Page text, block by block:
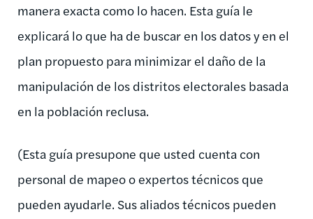
manera exacta como lo hacen. Esta guía le
explicará lo que ha de buscar en los datos y en el
plan propuesto para minimizar el daño de la
manipulación de los distritos electorales basada
en la población reclusa.
(Esta guía presupone que usted cuenta con
personal de mapeo o expertos técnicos que
pueden ayudarle. Sus aliados técnicos pueden